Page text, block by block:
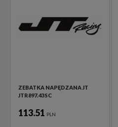
ZEBATKA NAPĘDZANA JT
JTR897.43SC
113.51 PLN